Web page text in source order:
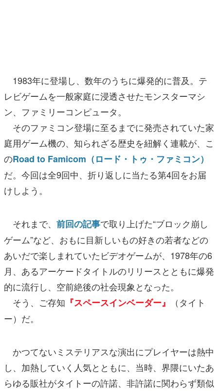
1983年に登場し、数年のうちに爆発的に普及。テ
レビゲームを一般家庭に浸透させたモンスターマシ
ン、ファミリーコンピュータ。
そのファミコン登場に至るまでに発売されていた家
庭用ゲーム機の、知られざる歴史を紐解く連載が、こ
のRoad to Famicom（ロード・トゥ・ファミコン）
だ。今回は全9回中、折り返しに当たる第4回をお届
けしよう。
それまで、 前回の記事で取り上げた“ブロック崩し
ゲーム”など、おもに目新しいもの好きの若者などの
あいだで楽しまれていたビデオゲームが、1978年の6
月、あるアーケードタイトルのリリースとともに爆発
的に流行し、空前絶後の社会現象となった。
そう、ご存知 『スペースインベーダー』
（タイト
ー）だ。
かつてないミステリアスな演出にプレイヤーは熱中
し、加熱していく人気とともに、当時、界隈にいたあ
らゆる販社がタイトーの許諾、非許諾に関わらず類似